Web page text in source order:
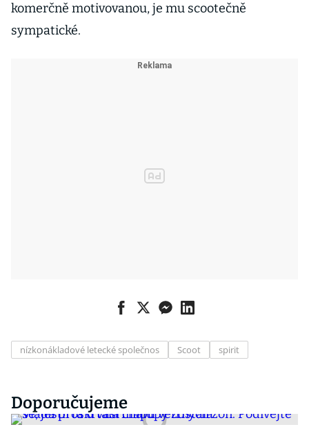
komerčně motivovanou, je mu scootečně
sympatické.
nízkonákladové letecké společnos Scoot spirit
Doporučujeme